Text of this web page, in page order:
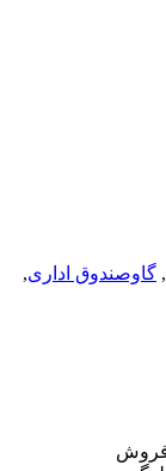
, گاوصندوق اداری,